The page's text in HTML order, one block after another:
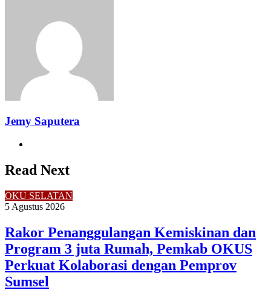
Jemy Saputera
Read Next
OKU SELATAN
5 Agustus 2026
Rakor Penanggulangan Kemiskinan dan
Program 3 juta Rumah, Pemkab OKUS
Perkuat Kolaborasi dengan Pemprov
Sumsel